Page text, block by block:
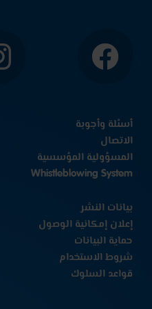
الفيسبوك
أسئلة وأجوبة
الاتصال
المسؤولية المؤسسية
Whistleblowing System
بيانات النشر
إعلان إمكانية الوصول
حماية البيانات
شروط الاستخدام
قواعد السلوك